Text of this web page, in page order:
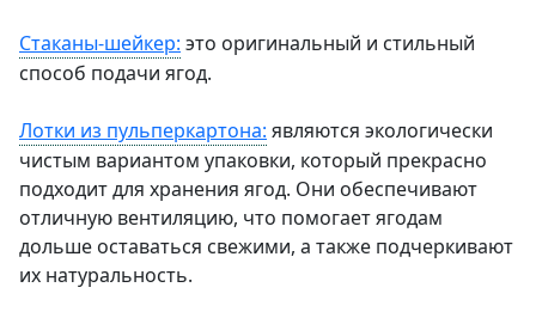
Стаканы-шейкер: это оригинальный и стильный
способ подачи ягод.
Лотки из пульперкартона: являются экологически
чистым вариантом упаковки, который прекрасно
подходит для хранения ягод. Они обеспечивают
отличную вентиляцию, что помогает ягодам
дольше оставаться свежими, а также подчеркивают
их натуральность.